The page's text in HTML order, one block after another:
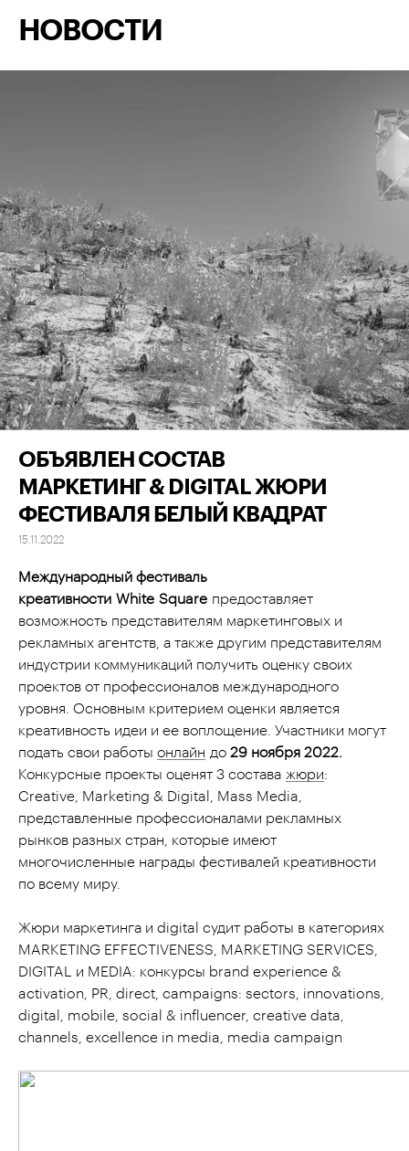
НОВОСТИ
ОБЪЯВЛЕН СОСТАВ
МАРКЕТИНГ & DIGITAL ЖЮРИ
ФЕСТИВАЛЯ БЕЛЫЙ КВАДРАТ
15.11.2022
Международный фестиваль
креативности White Square предоставляет
возможность представителям маркетинговых и
рекламных агентств, а также другим представителям
индустрии коммуникаций получить оценку своих
проектов от профессионалов международного
уровня. Основным критерием оценки является
креативность идеи и ее воплощение. Участники могут
подать свои работы онлайн до 29 ноября 2022.
Конкурсные проекты оценят 3 состава жюри:
Creative, Marketing & Digital, Mass Media,
представленные профессионалами рекламных
рынков разных стран, которые имеют
многочисленные награды фестивалей креативности
по всему миру.
Жюри маркетинга и digital судит работы в категориях
MARKETING EFFECTIVENESS, MARKETING SERVICES,
DIGITAL и MEDIA: конкурсы brand experience &
activation, PR, direct, campaigns: sectors, innovations,
digital, mobile, social & influencer, creative data,
channels, excellence in media, media campaign